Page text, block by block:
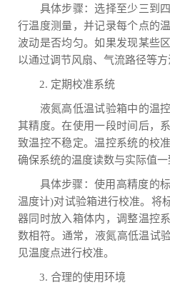
具体步骤：选择至少三到四
行温度测量，并记录每个点的
波动是否均匀。如果发现某些
以通过调节风扇、气流路径等方
2. 定期校准系统
液氮高低温试验箱中的温控
其精度。在使用一段时间后，
致温控不稳定。温控系统的校
确保系统的温度读数与实际值一
具体步骤：使用高精度的标
温度计)对试验箱进行校准。将
器同时放入箱体内，调整温控
数相符。通常，液氮高低温试
见温度点进行校准。
3. 合理的使用环境